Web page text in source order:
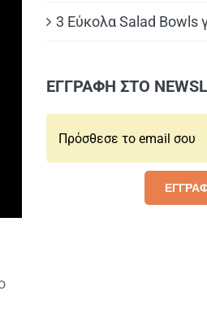
3 Εύκολα Salad Bowls
ΕΓΓΡΑΦΗ ΣΤΟ